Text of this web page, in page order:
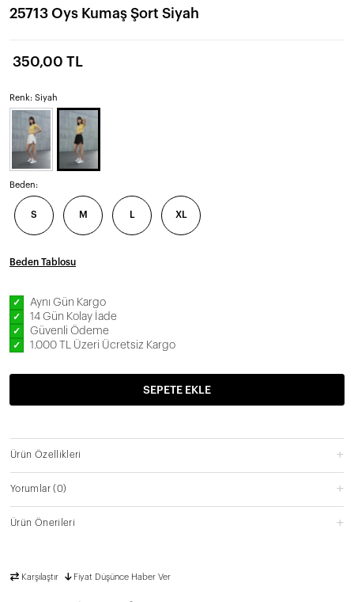
25713 Oys Kumaş Şort Siyah
350,00 TL
Renk: Siyah
Beden:
S M L XL
Beden Tablosu
SEPETE EKLE
✓ Aynı Gün Kargo
✓ 14 Gün Kolay İade
✓ Güvenli Ödeme
✓ 1.000 TL Üzeri Ücretsiz Kargo
Ürün Özellikleri
Yorumlar(0)
Ürün Önerileri
Karşılaştır Fiyat Düşünce Haber Ver